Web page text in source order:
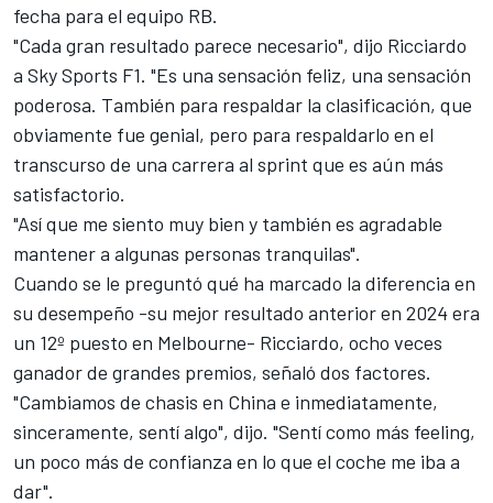
fecha para el equipo RB.
"Cada gran resultado parece necesario", dijo Ricciardo
a Sky Sports F1. "Es una sensación feliz, una sensación
poderosa. También para respaldar la clasificación, que
obviamente fue genial, pero para respaldarlo en el
transcurso de una carrera al sprint que es aún más
satisfactorio.
"Así que me siento muy bien y también es agradable
mantener a algunas personas tranquilas".
Cuando se le preguntó qué ha marcado la diferencia en
su desempeño -su mejor resultado anterior en 2024 era
un 12º puesto en Melbourne- Ricciardo, ocho veces
ganador de grandes premios, señaló dos factores.
"Cambiamos de chasis en China e inmediatamente,
sinceramente, sentí algo", dijo. "Sentí como más feeling,
un poco más de confianza en lo que el coche me iba a
dar".